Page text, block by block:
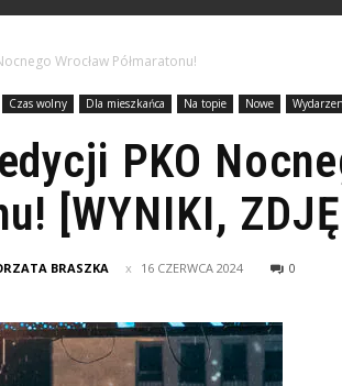
Wrocław Półmaratonu!
Czas wolny Dla mieszkańca Na topie Nowe
PKO
[WYNIKI,
BRASZKA 16 CZERWCA 2024 0